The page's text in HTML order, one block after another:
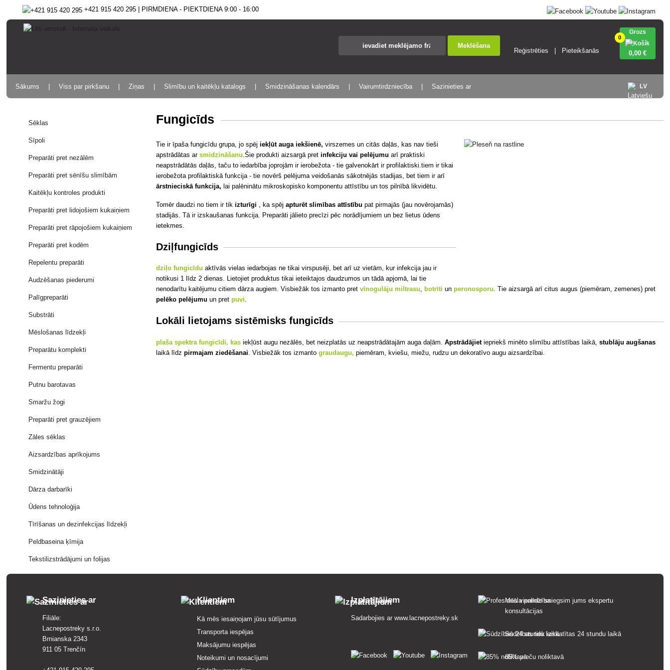
+421 915 420 295 | PIRMDIENA - PIEKTDIENA 9:00 - 16:00
Meklēšana
Reģistrēties Pieteikšanās
0
Grozs
0,00 €
LV
Sākums Viss par pirkšanu Ziņas Slimību un kaitēkļu katalogs Smidzināšanas kalendārs Vairumtirdzniecība Sazinieties ar
Sēklas
Sīpoli
Preparāti pret nezālēm
Preparāti pret sēnīšu slimībām
Kaitēkļu kontroles produkti
Preparāti pret lidojošiem kukaiņiem
Preparāti pret rāpojošiem kukaiņiem
Preparāti pret kodēm
Repelentu preparāti
Audzēšanas piederumi
Palīgpreparāti
Substrāti
Mēslošanas līdzekļi
Preparātu komplekti
Fermentu preparāti
Putnu barotavas
Smaržu žogi
Preparāti pret grauzējiem
Zāles sēklas
Aizsardzības aprīkojums
Smidzinātāji
Dārza darbarīki
Ūdens tehnoloģija
Tīrīšanas un dezinfekcijas līdzekļi
Peldbaseina ķīmija
Tekstilizstrādājumi un folijas
Fungicīds
Tie ir īpaša fungicīdu grupa, jo spējiekļūt auga iekšienē, virszemes un citās daļās, kas nav tieši
apstrādātas arsmidzināšanu .Šie produkti aizsargā pretinfekciju vai pelējumu arī praktiski
neapstrādātās daļās, taču to iedarbība joprojām ir ierobežota - tie galvenokārt ir profilaktiski.tiem ir tikai
ierobežota profilaktiskā funkcija - tie novērš pelējuma veidošanās sākotnējās stadijas, bet tiem ir arī
ārstnieciskā funkcija, lai palēninātu mikroskopisko komponentu attīstību un tos pilnībā likvidētu.
Tomēr daudzi no tiem ir tikizturīgi , ka spējapturēt slimības attīstību patpirmajās (jau novērojamās)
stadijās. Tā ir izskaušanas funkcija. Preparāti jālieto precīzi pēc norādījumiem un bez lietus ūdens
ietekmes.
Dziļfungicīds
dziļo fungicīdu aktīvās vielasiedarbojas ne tikai virspusēji, bet arī uz vietām, kur infekcija jau ir
notikusi 1 līdz 2 dienas. Lietojiet produktus tikai ieteiktajos daudzumos un tādā apjomā, lai tie
nenodarītu kaitējumu citiem dārza augiem. Visbiežāk tos izmanto pretvīnogulāju miltrasu, botrīti unperonosporu. Tie aizsargā arī citus augus (piemēram, zemenes) pret
pelēko pelējumuun pretpuvi.
Lokāli lietojams sistēmisks fungicīds
plaša spektra fungicīdi, kas iekļūst augu nezālēs, bet neizplatās uz neapstrādātajām auga daļām.Apstrādājietiepriekš minēto slimību attīstības laikā,stublāju augšanas
laikā līdzpirmajam ziedēšanai . Visbiežāk tos izmantograudaugu, piemēram, kviešu, miežu, rudzu un dekoratīvo augu aizsardzībai.
Sazinieties ar
Filiāle:
Lacnepostreky s.r.o.
Brnianska 2343
911 05 Trenčín
Klientiem
Kā mēs iesaiņojam jūsu sūtījumus
Transporta iespējas
Maksājumu iespējas
Noteikumi un nosacījumi
Izplatītājiem
Sadarbojies arwww.lacnepostreky.sk
Mēs vienmēr sniegsim jums ekspertu
konsultācijas
Sūdzības tiek izskatītas 24 stundu laikā
85% preču noliktavā